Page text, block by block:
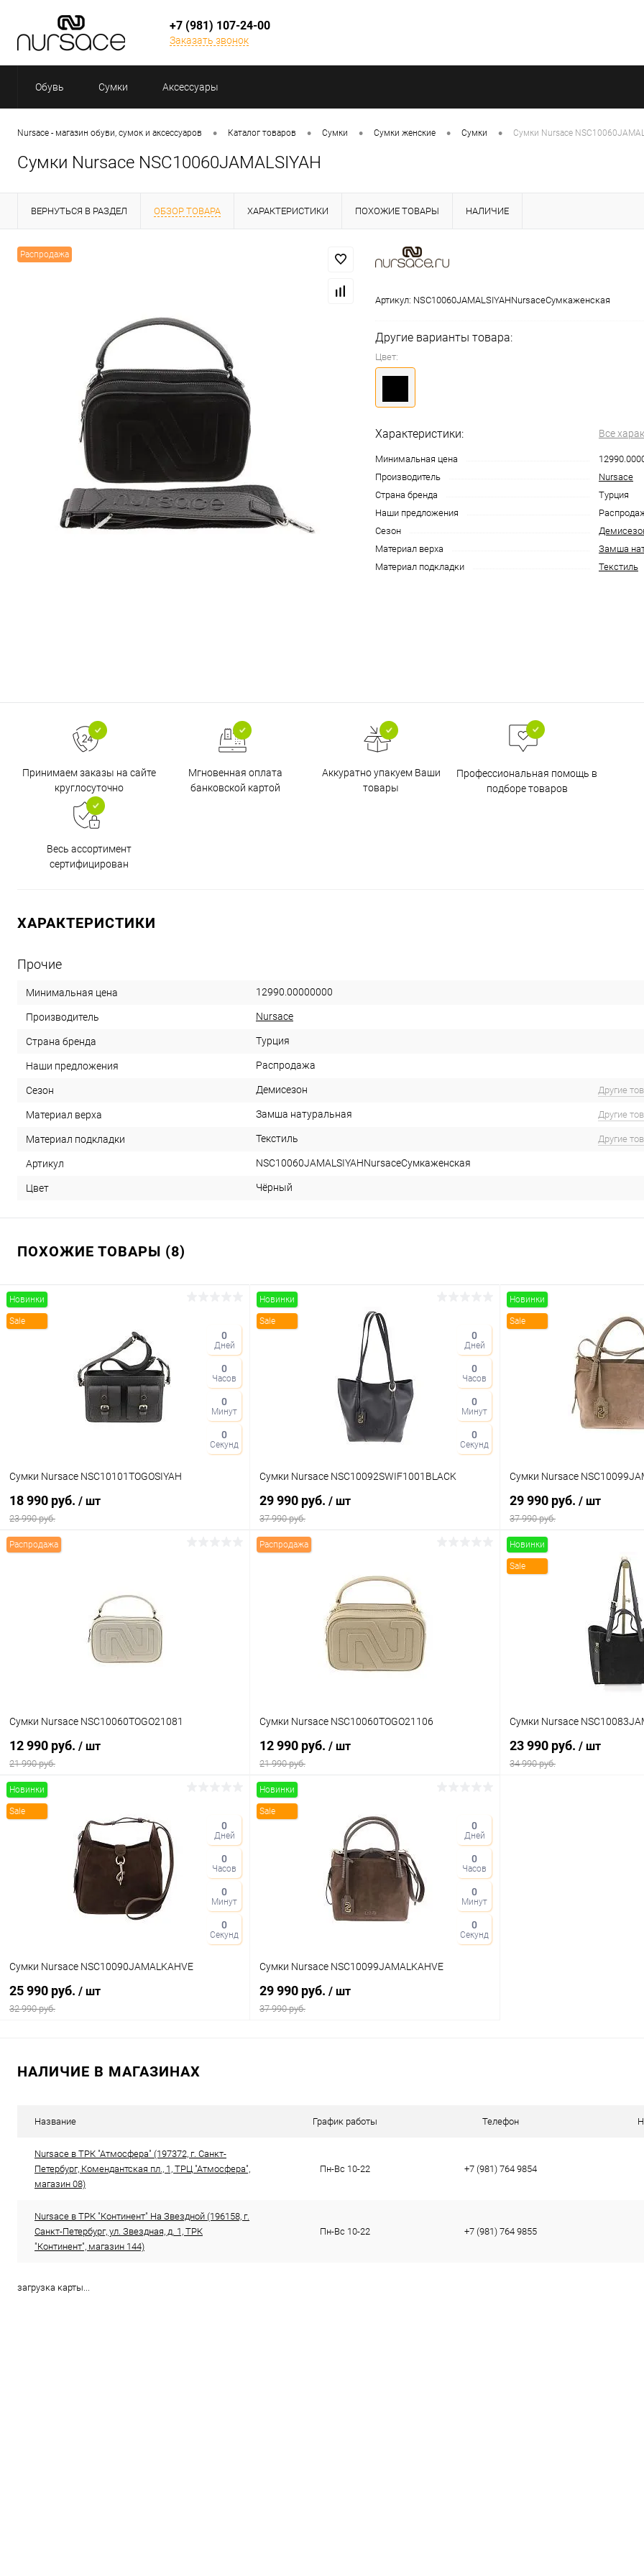
+7 (981) 107-24-00
Заказать звонок
Обувь Сумки Аксессуары
Nursace - магазин обуви, сумок и аксессуаров • Каталог товаров • Сумки • Сумки женские • Сумки • Сумки Nursace
Сумки Nursace NSC10060JAMALSIYAH
ВЕРНУТЬСЯ В РАЗДЕЛ ОБЗОР ТОВАРА ХАРАКТЕРИСТИКИ ПОХОЖИЕ ТОВАРЫ НАЛИЧИЕ
Распродажа
Артикул: NSC10060JAMALSIYAHNursaceСумкаженская
Другие варианты товара:
Цвет:
Характеристики: Все
Минимальная цена
Производитель
Nursace
Страна бренда
Турция
Наши предложения
Сезон
Материал верха
Замша
Материал подкладки
Текстиль
Принимаем заказы на сайте
круглосуточно
Мгновенная оплата
банковской картой
Аккуратно упакуем Ваши
товары
Профессиональная помощь в
подборе товаров
Весь ассортимент
сертифицирован
ХАРАКТЕРИСТИКИ
Прочие
Минимальная цена 12990.00000000
Производитель Nursace
Страна бренда Турция
Наши предложения Распродажа
Сезон Демисезон Другие
Материал верха Замша натуральная Другие
Материал подкладки Текстиль Другие
Артикул NSC10060JAMALSIYAHNursaceСумкаженская
Цвет Чёрный
ПОХОЖИЕ ТОВАРЫ (8)
Новинки
Sale
0
Дней
0
Часов
0
Минут
0
Секунд
Сумки Nursace NSC10101TOGOSIYAH
18 990 руб. / шт
23 990 руб.
В наличии
Новинки
Sale
0
Дней
0
Часов
0
Минут
0
Секунд
Сумки Nursace NSC10092SWIF1001BLACK
29 990 руб. / шт
37 990 руб.
Купить в 1 клик Сравнение
В избранное В наличии
Новинки
Sale
Сумки Nursace
29 990 руб. / шт
37 990 руб.
В
Распродажа
Сумки Nursace NSC10060TOGO21081
12 990 руб. / шт
21 990 руб.
Купить в 1 клик Сравнение
В избранное В наличии
Распродажа
Сумки Nursace NSC10060TOGO21106
12 990 руб. / шт
21 990 руб.
В наличии
Новинки
Sale
Сумки Nursace
23 990 руб. / шт
34 990 руб.
Новинки
Sale
0
Дней
0
Часов
0
Минут
0
Секунд
Сумки Nursace NSC10090JAMALKAHVE
25 990 руб. / шт
32 990 руб.
Новинки
Sale
0
Дней
0
Часов
0
Минут
0
Секунд
Сумки Nursace NSC10099JAMALKAHVE
29 990 руб. / шт
37 990 руб.
НАЛИЧИЕ В МАГАЗИНАХ
Название График работы Телефон
Nursace в ТРК "Атмосфера" (197372, г. Санкт-
Петербург, Комендантская пл., 1, ТРЦ "Атмосфера",
магазин 08)
Пн-Вс 10-22 +7 (981) 764 9854
Nursace в ТРК "Континент" На Звездной (196158, г.
Санкт-Петербург, ул. Звездная, д. 1, ТРК
"Континент", магазин 144)
Пн-Вс 10-22 +7 (981) 764 9855
загрузка карты...